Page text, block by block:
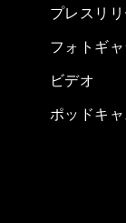
プレスリリ
フォトギ
ビデオ
ポッドキャ